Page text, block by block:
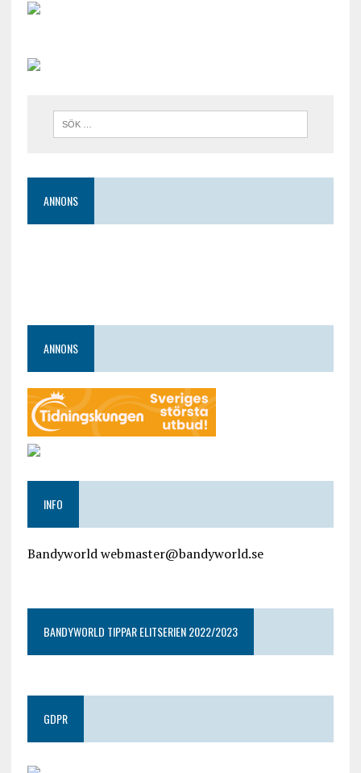
ANNONS
ANNONS
INFO
Bandyworld webmaster@bandyworld.se
BANDYWORLD TIPPAR ELITSERIEN 2022/2023
GDPR